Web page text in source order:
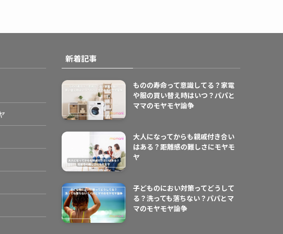
新着記事
ものの寿命って意識してる？家電
や服の買い替え時はいつ？パパと
ママのモヤモヤ論争
大人になってからも親戚付き合い
はある？距離感の難しさにモヤモ
ヤ
子どものにおい対策ってどうして
る？洗っても落ちない？パパとマ
マのモヤモヤ論争